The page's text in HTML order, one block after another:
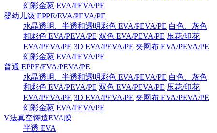
幻彩金葱 EVA/PEVA/PE
婴幼儿级 EPPE/EVA/PEVA/PE
水晶透明、半透和透明彩色 EVA/PEVA/PE 白色、灰色
和彩色 EVA/PEVA/PE 双色 EVA/PEVA/PE 压花/印花
EVA/PEVA/PE 3D EVA/PEVA/PE 夹网布 EVA/PEVA/PE
幻彩金葱 EVA/PEVA/PE
普通 EPPE/EVA/PEVA/PE
水晶透明、半透和透明彩色 EVA/PEVA/PE 白色、灰色
和彩色 EVA/PEVA/PE 双色 EVA/PEVA/PE 压花/印花
EVA/PEVA/PE 3D EVA/PEVA/PE 夹网布 EVA/PEVA/PE
幻彩金葱 EVA/PEVA/PE
V法真空铸造EVA膜
半透 EVA